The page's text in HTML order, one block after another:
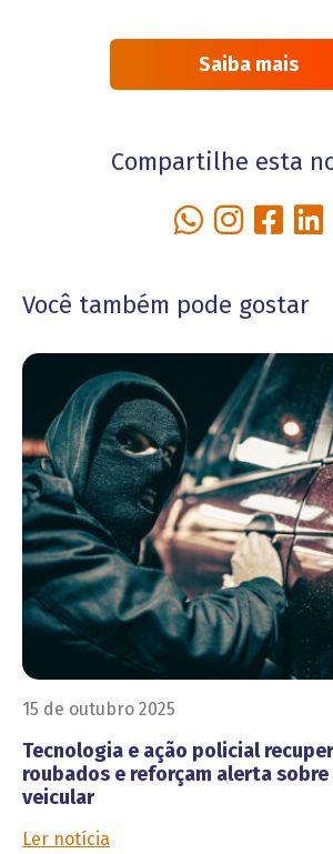
Saiba mais
Compartilhe esta
Você também pode gostar
15 de outubro 2025
Tecnologia e ação policial
roubados e reforçam alerta
veicular
Ler notícia